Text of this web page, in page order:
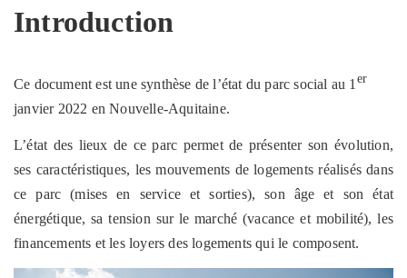
Introduction
Ce document est une synthèse de l’état du parc social au 1 er
janvier2022 en Nouvelle-Aquitaine.
L’état des lieux de ce parc permet de présenter son évolution,
ses caractéristiques, les mouvements de logements réalisés dans
ce parc (mises en service et sorties), son âge et son état
énergétique, sa tension sur le marché (vacance et mobilité), les
financements et les loyers des logements qui le composent.